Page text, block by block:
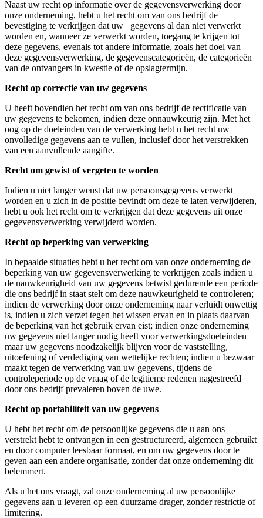
Naast uw recht op informatie over de gegevensverwerking door
onze onderneming, hebt u het recht om van ons bedrijf de
bevestiging te verkrijgen dat uw gegevens al dan niet verwerkt
worden en, wanneer ze verwerkt worden, toegang te krijgen tot
deze gegevens, evenals tot andere informatie, zoals het doel van
deze gegevensverwerking, de gegevenscategorieën, de categorieën
van de ontvangers in kwestie of de opslagtermijn.
Recht op correctie van uw gegevens
U heeft bovendien het recht om van ons bedrijf de rectificatie van
uw gegevens te bekomen, indien deze onnauwkeurig zijn. Met het
oog op de doeleinden van de verwerking hebt u het recht uw
onvolledige gegevens aan te vullen, inclusief door het verstrekken
van een aanvullende aangifte.
Recht om gewist of vergeten te worden
Indien u niet langer wenst dat uw persoonsgegevens verwerkt
worden en u zich in de positie bevindt om deze te laten verwijderen,
hebt u ook het recht om te verkrijgen dat deze gegevens uit onze
gegevensverwerking verwijderd worden.
Recht op beperking van verwerking
In bepaalde situaties hebt u het recht om van onze onderneming de
beperking van uw gegevensverwerking te verkrijgen zoals indien u
de nauwkeurigheid van uw gegevens betwist gedurende een periode
die ons bedrijf in staat stelt om deze nauwkeurigheid te controleren;
indien de verwerking door onze onderneming naar verluidt onwettig
is, indien u zich verzet tegen het wissen ervan en in plaats daarvan
de beperking van het gebruik ervan eist; indien onze onderneming
uw gegevens niet langer nodig heeft voor verwerkingsdoeleinden
maar uw gegevens noodzakelijk blijven voor de vaststelling,
uitoefening of verdediging van wettelijke rechten; indien u bezwaar
maakt tegen de verwerking van uw gegevens, tijdens de
controleperiode op de vraag of de legitieme redenen nagestreefd
door ons bedrijf prevaleren boven de uwe.
Recht op portabiliteit van uw gegevens
U hebt het recht om de persoonlijke gegevens die u aan ons
verstrekt hebt te ontvangen in een gestructureerd, algemeen gebruikt
en door computer leesbaar formaat, en om uw gegevens door te
geven aan een andere organisatie, zonder dat onze onderneming dit
belemmert.
Als u het ons vraagt, zal onze onderneming al uw persoonlijke
gegevens aan u leveren op een duurzame drager, zonder restrictie of
limitering.